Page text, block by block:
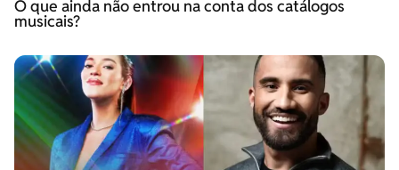
O que ainda não entrou na conta dos catálogos
musicais?